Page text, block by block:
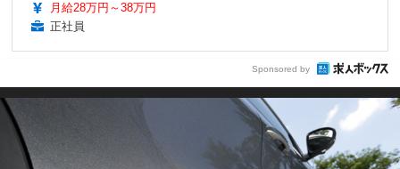
月給28万円～38万円
正社員
Sponsored by